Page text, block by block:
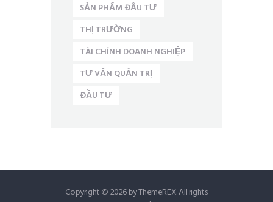
SẢN PHẨM ĐẦU TƯ
THỊ TRƯỜNG
TÀI CHÍNH DOANH NGHIỆP
TƯ VẤN QUẢN TRỊ
ĐẦU TƯ
Copyright © 2026 by ThemeREX. All rights